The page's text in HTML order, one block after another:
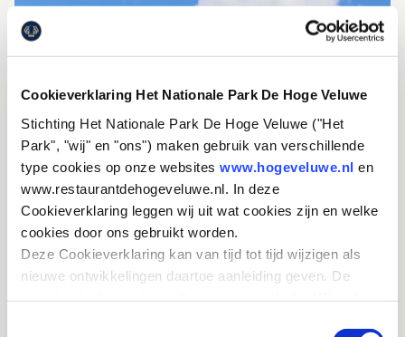
Cookieverklaring Het Nationale Park De Hoge Veluwe
Stichting Het Nationale Park De Hoge Veluwe ("Het
Park", "wij" en "ons") maken gebruik van verschillende
type cookies op onze websites www.hogeveluwe.nl en
www.restaurantdehogeveluwe.nl. In deze
Cookieverklaring leggen wij uit wat cookies zijn en welke
cookies door ons gebruikt worden.
Deze Cookieverklaring kan van tijd tot tijd wijzigen als
nieuwe ontwikkelingen daartoe aanleiding geven. De